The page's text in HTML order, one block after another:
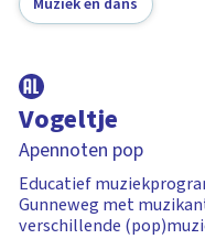
Vogeltje
Apennoten pop
Educatief
Gunneweg met
verschillende